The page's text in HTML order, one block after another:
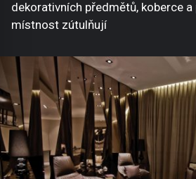
dekorativních předmětů, koberce
místnost zútulňují